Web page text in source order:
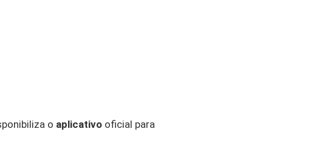
o aplicativo oficial para